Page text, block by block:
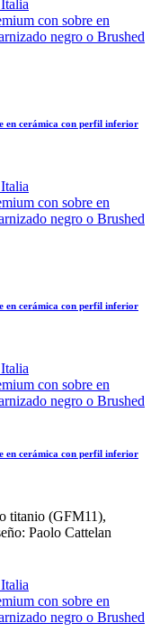
en cerámica con perfil inferior
en cerámica con perfil inferior
en cerámica con perfil inferior
titanio (GFM11),
Paolo Cattelan